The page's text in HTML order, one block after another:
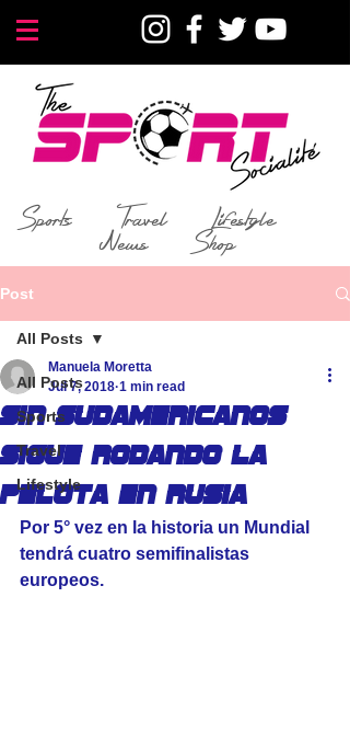
Sports Travel
Lifestyle
News
Shop
Post
All Posts
Sports
Travel
Lifestyle
All Posts
Sin sudamericanos
sigue rodando la
pelota en Rusia
Manuela Moretta
Jul 7, 2018 1 min read
Por 5° vez en la historia un Mundial
tendrá cuatro semifinalistas
europeos.